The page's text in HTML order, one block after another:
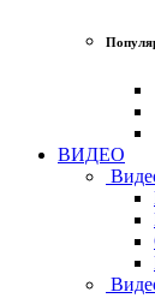
ВИДЕО